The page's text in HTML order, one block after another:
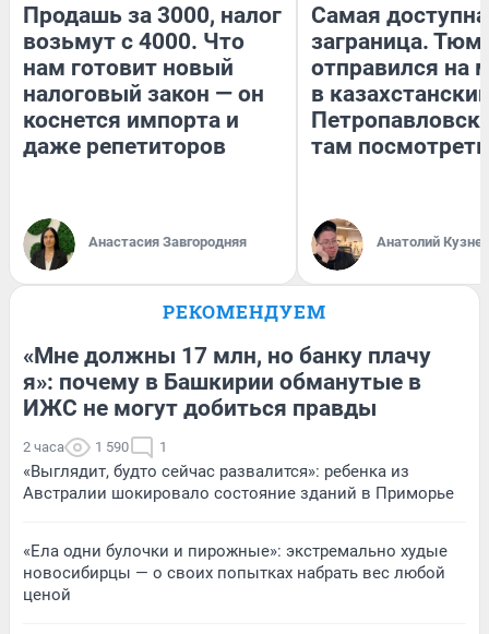
Продашь за 3000, налог
возьмут с 4000. Что
нам готовит новый
налоговый закон — он
коснется импорта и
даже репетиторов
Анастасия Завгородняя
Самая
заграница.
отправился на
в
там посмотреть
Анатолий
РЕКОМЕНДУЕМ
«Мне должны 17 млн, но банку плачу
я»: почему в Башкирии обманутые в
ИЖС не могут добиться правды
2 часа 1 590 1
«Выглядит, будто сейчас развалится»: ребенка из
Австралии шокировало состояние зданий в Приморье
«Ела одни булочки и пирожные»: экстремально худые
новосибирцы — о своих попытках набрать вес любой
ценой